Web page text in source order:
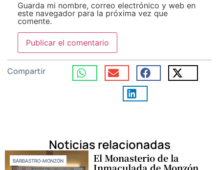
Guarda mi nombre, correo electrónico y web en
este navegador para la próxima vez que
comente.
Compartir
Noticias relacionadas
BARBASTRO-MONZÓN El Monasterio de la